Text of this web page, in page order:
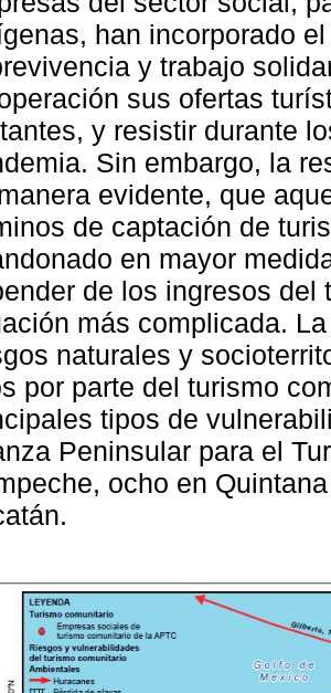
han incorporado
y trabajo
sus ofertas
y resistir durante
Sin embargo, la
evidente, que
de captación de
en mayor
de los ingresos
más complicada.
naturales y
por parte del turismo
tipos de
Peninsular para el
ocho en